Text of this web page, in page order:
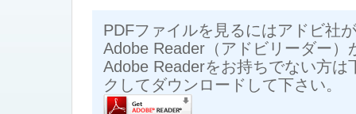
PDFファイルを見るにはアドビ社
Adobe Reader（アドビリーダー）
Adobe Readerをお持ちでない方は
クしてダウンロードして下さい。